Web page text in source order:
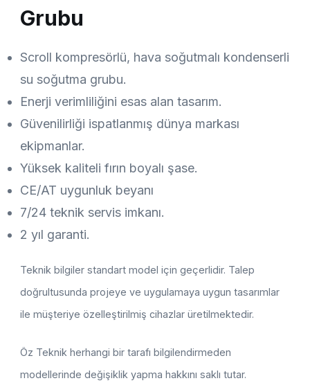
Grubu
Scroll kompresörlü, hava soğutmalı kondenserli
su soğutma grubu.
Enerji verimliliğini esas alan tasarım.
Güvenilirliği ispatlanmış dünya markası
ekipmanlar.
Yüksek kaliteli fırın boyalı şase.
CE/AT uygunluk beyanı
7/24 teknik servis imkanı.
2 yıl garanti.
Teknik bilgiler standart model için geçerlidir. Talep
doğrultusunda projeye ve uygulamaya uygun tasarımlar
ile müşteriye özelleştirilmiş cihazlar üretilmektedir.
Öz Teknik herhangi bir tarafı bilgilendirmeden
modellerinde değişiklik yapma hakkını saklı tutar.